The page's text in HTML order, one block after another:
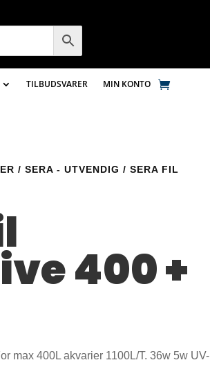
TILBUDSVARER MIN KONTO
/ SERA - UTVENDIG / SERA FIL
400 +
max 400L akvarier 1100L/T. 36w 5w UV-